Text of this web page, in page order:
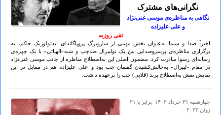
نگرانی‌های مشترک
نگاهی به مناظره‌ی موسی غنی‌نژاد
و علی علیزاده
تقی روزبه
اخیراً صدا و سیما به‌عنوان بخش مهمی از سازوبرگ پروپاگاندای ایدئولوژیک حاکم، به
برگزاری مناظره‌ی پرسروصدایی بین یک نولیبرال ضدچپ و شبه‌«الهیاتی» با یک چهره‌ی
رسانه‌ای رسوا مبادرت کرد. مضمون اصلی این به‌اصطلاح مناظره از جانب موسی غنی‌نژاد
در مقام «لیبرال» به‌چالش‌کشیدن گفتمان چپ بود و علی علیزاده هم در مقابل در این
نمایش نقش به‌اصطلاح برند (قلابی) چپ را بر‌عهده داشت.
چهارشنبه ۳۱ خرداد ۱۴۰۲ برابر با ۲۱
ژوئن ۲۰۲۳